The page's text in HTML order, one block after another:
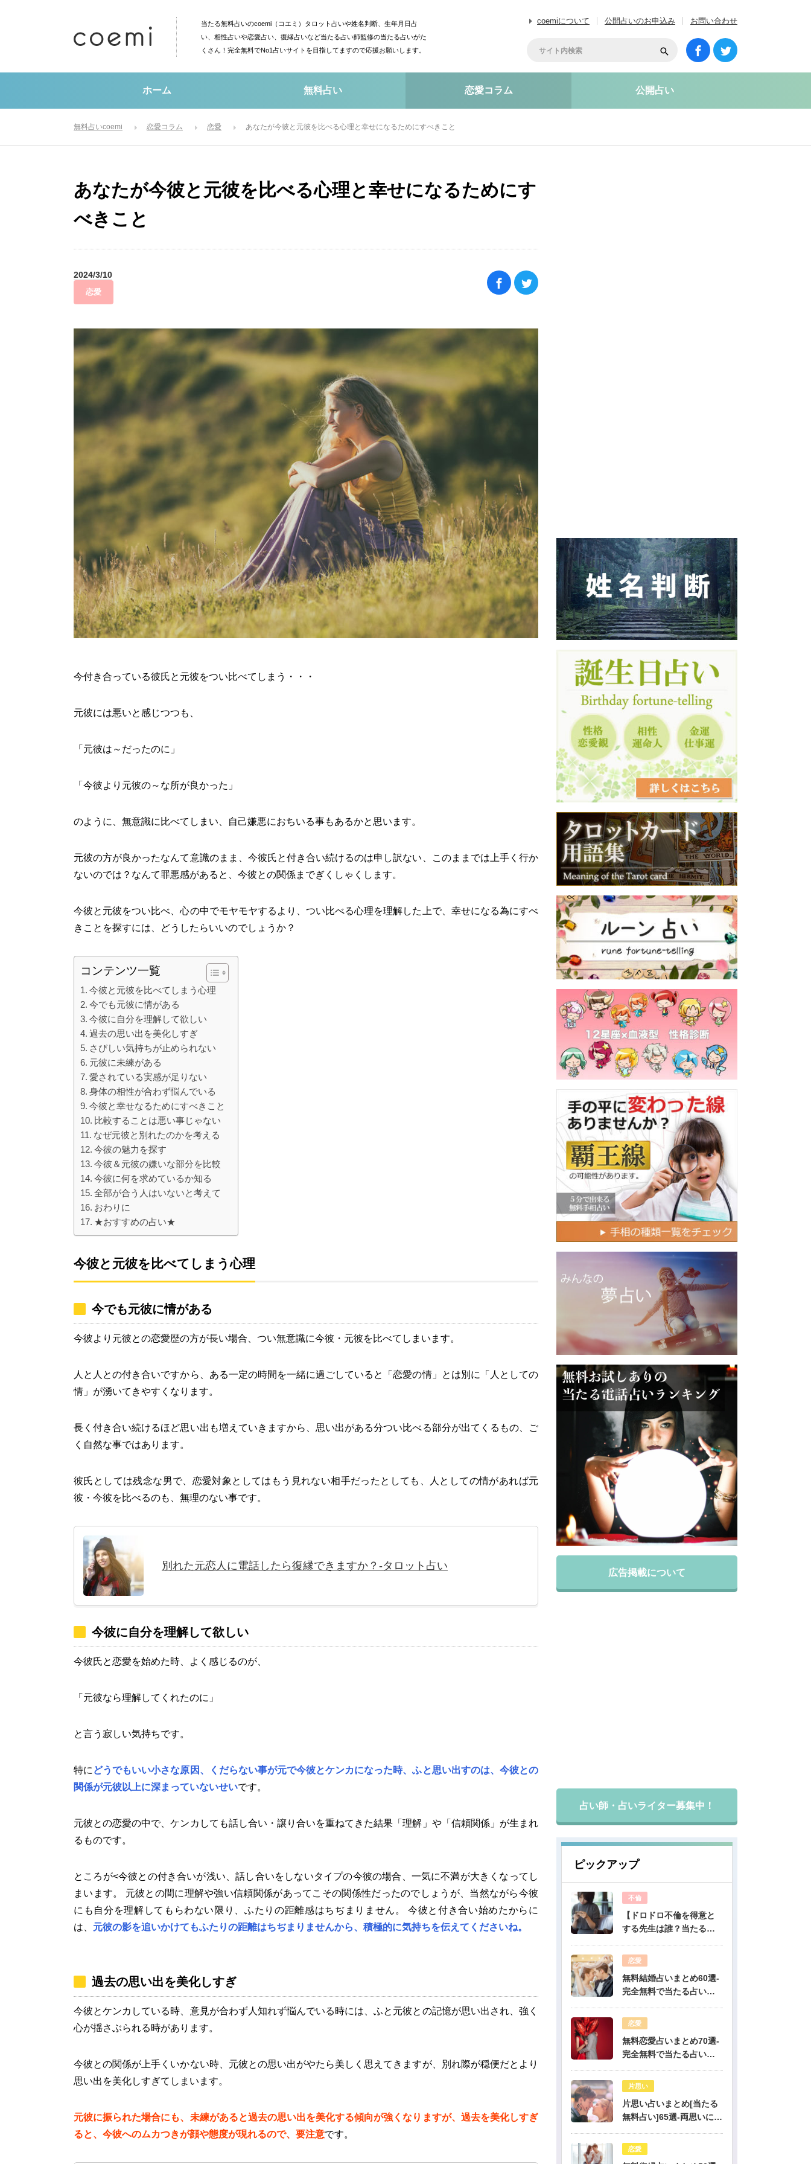
当たる無料占いのcoemi（コエミ）タロット占いや姓名判断、生年月日占
い、相性占いや恋愛占い、復縁占いなど当たる占い師監修の当たる占いがた
くさん！完全無料でNo1占いサイトを目指してますので応援お願いします。
coemiについて 公開占いのお申込み お問い合わせ
ホーム 無料占い 恋愛コラム 公開占い
無料占いcoemi 恋愛コラム 恋愛 あなたが今彼と元彼を比べる心理と幸せになるためにすべきこと
あなたが今彼と元彼を比べる心理と幸せになるためにす
べきこと
2024/3/10
恋愛
今付き合っている彼氏と元彼をつい比べてしまう・・・
元彼には悪いと感じつつも、
「元彼は～だったのに」
「今彼より元彼の～な所が良かった」
のように、無意識に比べてしまい、自己嫌悪におちいる事もあるかと思います。
元彼の方が良かったなんて意識のまま、今彼氏と付き合い続けるのは申し訳ない、このままでは上手く行か
ないのでは？なんて罪悪感があると、今彼との関係までぎくしゃくします。
今彼と元彼をつい比べ、心の中でモヤモヤするより、つい比べる心理を理解した上で、幸せになる為にすべ
きことを探すには、どうしたらいいのでしょうか？
コンテンツ一覧
今彼と元彼を比べてしまう心理
今でも元彼に情がある
今彼に自分を理解して欲しい
過去の思い出を美化しすぎ
さびしい気持ちが止められない
元彼に未練がある
愛されている実感が足りない
身体の相性が合わず悩んでいる
今彼と幸せなるためにすべきこと
比較することは悪い事じゃない
なぜ元彼と別れたのかを考える
今彼の魅力を探す
今彼＆元彼の嫌いな部分を比較
今彼に何を求めているか知る
全部が合う人はいないと考えて
おわりに
★おすすめの占い★
今彼と元彼を比べてしまう心理
今でも元彼に情がある
今彼より元彼との恋愛歴の方が長い場合、つい無意識に今彼・元彼を比べてしまいます。
人と人との付き合いですから、ある一定の時間を一緒に過ごしていると「恋愛の情」とは別に「人としての
情」が湧いてきやすくなります。
長く付き合い続けるほど思い出も増えていきますから、思い出がある分つい比べる部分が出てくるもの、ご
く自然な事ではあります。
彼氏としては残念な男で、恋愛対象としてはもう見れない相手だったとしても、人としての情があれば元
彼・今彼を比べるのも、無理のない事です。
別れた元恋人に電話したら復縁できますか？-タロット占い
今彼に自分を理解して欲しい
今彼氏と恋愛を始めた時、よく感じるのが、
「元彼なら理解してくれたのに」
と言う寂しい気持ちです。
特に どうでもいい小さな原因、くだらない事が元で今彼とケンカになった時、ふと思い出すのは、今彼との
関係が元彼以上に深まっていないせいです。
元彼との恋愛の中で、ケンカしても話し合い・譲り合いを重ねてきた結果「理解」や「信頼関係」が生まれ
るものです。
ところが<今彼との付き合いが浅い、話し合いをしないタイプの今彼の場合、一気に不満が大きくなってし
まいます。 元彼との間に理解や強い信頼関係があってこその関係性だったのでしょうが、当然ながら今彼
にも自分を理解してもらわない限り、ふたりの距離感はちぢまりません。 今彼と付き合い始めたからに
は、 元彼の影を追いかけてもふたりの距離はちぢまりませんから、積極的に気持ちを伝えてくださいね。
過去の思い出を美化しすぎ
今彼とケンカしている時、意見が合わず人知れず悩んでいる時には、ふと元彼との記憶が思い出され、強く
心が揺さぶられる時があります。
今彼との関係が上手くいかない時、元彼との思い出がやたら美しく思えてきますが、別れ際が穏便だとより
思い出を美化しすぎてしまいます。
元彼に振られた場合にも、未練があると過去の思い出を美化する傾向が強くなりますが、過去を美化しすぎ
ると、今彼へのムカつきが顔や態度が現れるので、要注意です。
広告掲載について
占い師・占いライター募集中！
ピックアップ
不倫
【ドロドロ不倫を得意と
する先生は誰？当たる電
恋愛
無料結婚占いまとめ60選-
完全無料で当たる占いだ
恋愛
無料恋愛占いまとめ70選-
完全無料で当たる占いだ
片思い
片思い占いまとめ[当たる
無料占い]65選-両思いにな
当たる片思い占い
恋愛